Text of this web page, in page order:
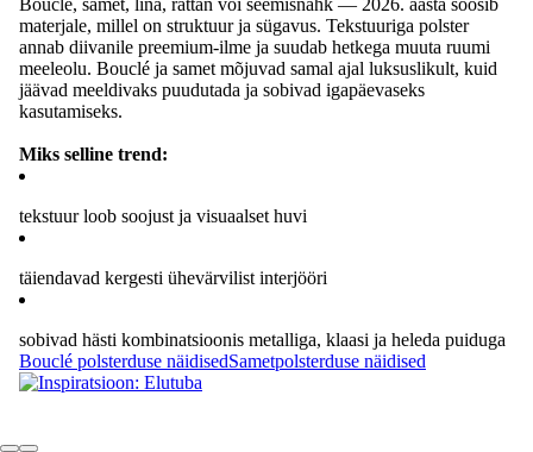
Bouclé, samet, lina, rattan või seemisnahk — 2026. aasta soosib
materjale, millel on struktuur ja sügavus. Tekstuuriga polster
annab diivanile preemium-ilme ja suudab hetkega muuta ruumi
meeleolu. Bouclé ja samet mõjuvad samal ajal luksuslikult, kuid
jäävad meeldivaks puudutada ja sobivad igapäevaseks
kasutamiseks.
Miks selline trend:
tekstuur loob soojust ja visuaalset huvi
täiendavad kergesti ühevärvilist interjööri
sobivad hästi kombinatsioonis metalliga, klaasi ja heleda puiduga
Bouclé polsterduse näidisedSametpolsterduse näidised